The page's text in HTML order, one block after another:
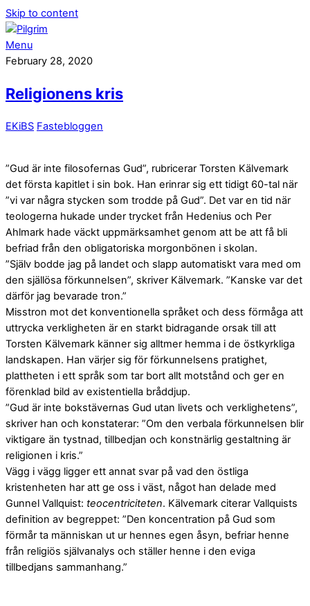
Skip to content
Menu
February 28, 2020
Religionens kris
EKiBS Fastebloggen
”Gud är inte filosofernas Gud”, rubricerar Torsten Kälvemark
det första kapitlet i sin bok. Han erinrar sig ett tidigt 60-tal när
”vi var några stycken som trodde på Gud”. Det var en tid när
teologerna hukade under trycket från Hedenius och Per
Ahlmark hade väckt uppmärksamhet genom att be att få bli
befriad från den obligatoriska morgonbönen i skolan.
”Själv bodde jag på landet och slapp automatiskt vara med om
den själlösa förkunnelsen”, skriver Kälvemark. ”Kanske var det
därför jag bevarade tron.”
Misstron mot det konventionella språket och dess förmåga att
uttrycka verkligheten är en starkt bidragande orsak till att
Torsten Kälvemark känner sig alltmer hemma i de östkyrkliga
landskapen. Han värjer sig för förkunnelsens pratighet,
plattheten i ett språk som tar bort allt motstånd och ger en
förenklad bild av existentiella bråddjup.
”Gud är inte bokstävernas Gud utan livets och verklighetens”,
skriver han och konstaterar: ”Om den verbala förkunnelsen blir
viktigare än tystnad, tillbedjan och konstnärlig gestaltning är
religionen i kris.”
Vägg i vägg ligger ett annat svar på vad den östliga
kristenheten har att ge oss i väst, något han delade med
Gunnel Vallquist: teocentriciteten. Kälvemark citerar Vallquists
definition av begreppet: ”Den koncentration på Gud som
förmår ta människan ut ur hennes egen åsyn, befriar henne
från religiös självanalys och ställer henne i den eviga
tillbedjans sammanhang.”